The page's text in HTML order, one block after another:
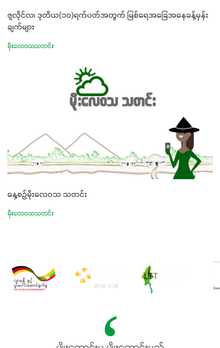
ဇူလိုင်လ၊ ဒုတိယ(၁၀)ရက်ပတ်အတွက် မြစ်ရေအခြေအနေခန့်မှန်း
ချက်များ
မိုးလေဝသသတင်း
နေ့စဉ်မိုးလေဝသ သတင်း
မိုးလေဝသသတင်း